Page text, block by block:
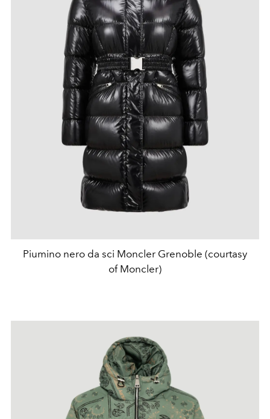
Piumino nero da sci Moncler Grenoble (courtasy
of Moncler)